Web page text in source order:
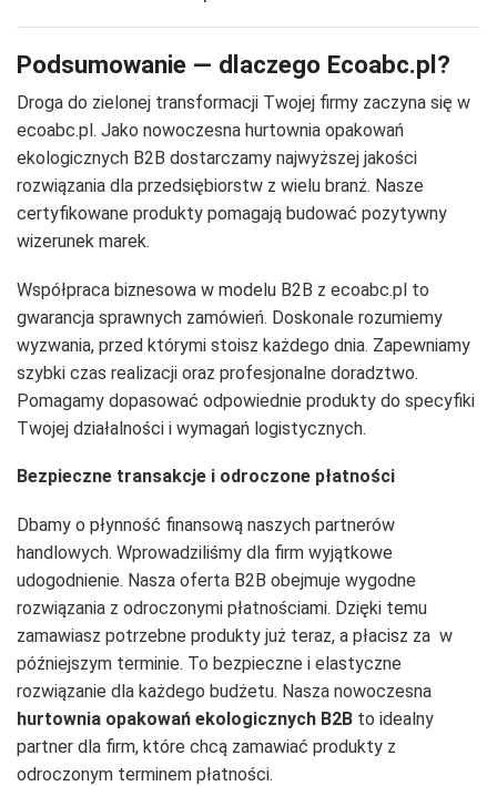
Podsumowanie — dlaczego Ecoabc.pl?
Droga do zielonej transformacji Twojej firmy zaczyna się w
ecoabc.pl. Jako nowoczesna hurtownia opakowań
ekologicznych B2B dostarczamy najwyższej jakości
rozwiązania dla przedsiębiorstw z wielu branż. Nasze
certyfikowane produkty pomagają budować pozytywny
wizerunek marek.
Współpraca biznesowa w modelu B2B z ecoabc.pl to
gwarancja sprawnych zamówień. Doskonale rozumiemy
wyzwania, przed którymi stoisz każdego dnia. Zapewniamy
szybki czas realizacji oraz profesjonalne doradztwo.
Pomagamy dopasować odpowiednie produkty do specyfiki
Twojej działalności i wymagań logistycznych.
Bezpieczne transakcje i odroczone płatności
Dbamy o płynność finansową naszych partnerów
handlowych. Wprowadziliśmy dla firm wyjątkowe
udogodnienie. Nasza oferta B2B obejmuje wygodne
rozwiązania z odroczonymi płatnościami. Dzięki temu
zamawiasz potrzebne produkty już teraz, a płacisz za w
późniejszym terminie. To bezpieczne i elastyczne
rozwiązanie dla każdego budżetu. Nasza nowoczesna
hurtownia opakowań ekologicznych B2B to idealny
partner dla firm, które chcą zamawiać produkty z
odroczonym terminem płatności.